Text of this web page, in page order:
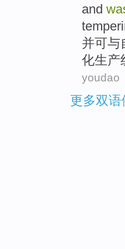
and
并可与
化生产
youdao
更多双语